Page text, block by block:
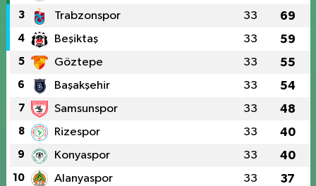
3 Trabzonspor 33 69
4 Beşiktaş 33 59
5 Göztepe 33 55
6 Başakşehir 33 54
7 Samsunspor 33 48
8 Rizespor 33 40
9 Konyaspor 33 40
10 Alanyaspor 33 37